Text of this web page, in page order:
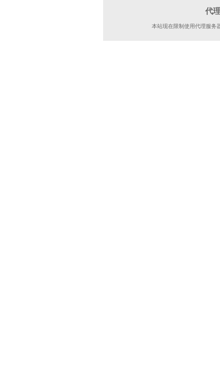
代
本站现在限制使用代理服务